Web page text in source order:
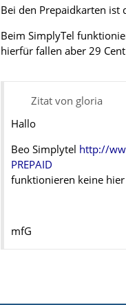
Bei den Prepaidkarten ist
Beim SimplyTel
hierfür fallen aber 29
Zitat von gloria
Hallo
Beo Simplytel http://
PREPAID
funktionieren keine hier
mfG